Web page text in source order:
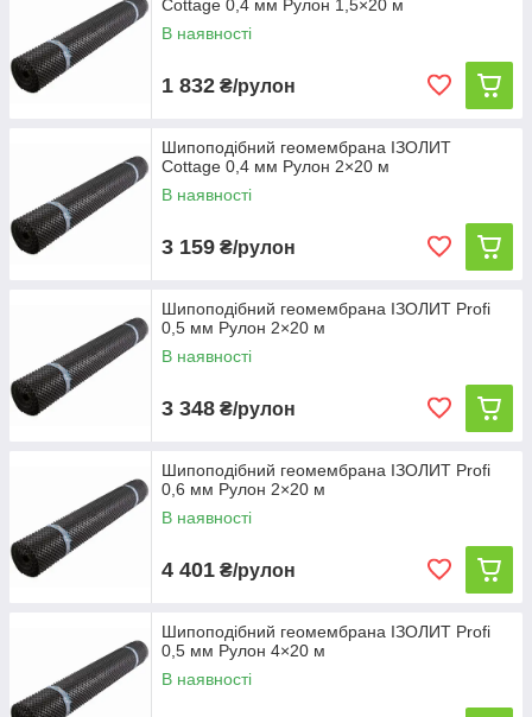
​​​​​​​Легкий і швидкий монтаж
Cottage 0,4 мм Рулон 1,5×20 м
В наявності
1 832 ₴/рулон
Шипоподібний геомембрана ІЗОЛИТ
Cottage 0,4 мм Рулон 2×20 м
В наявності
3 159 ₴/рулон
Шипоподібний геомембрана ІЗОЛИТ Profi
0,5 мм Рулон 2×20 м
В наявності
3 348 ₴/рулон
Шипоподібний геомембрана ІЗОЛИТ Profi
0,6 мм Рулон 2×20 м
В наявності
4 401 ₴/рулон
Шипоподібний геомембрана ІЗОЛИТ Profi
0,5 мм Рулон 4×20 м
В наявності